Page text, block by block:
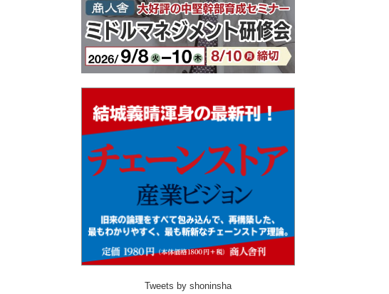
Tweets by shoninsha